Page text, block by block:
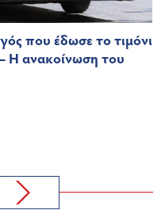
που έδωσε το τιμόνι
Η ανακοίνωση του